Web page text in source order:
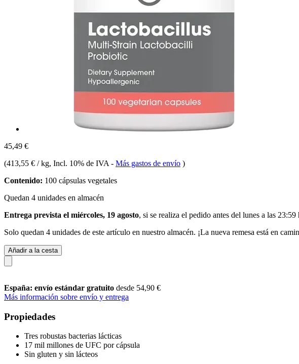
45,49 €
(413,55 € / kg, Incl. 10% de IVA - Más gastos de envío )
Contenido: 100 cápsulas vegetales
Quedan 4 unidades en almacén
Entrega prevista el miércoles, 19 agosto, si se realiza el pedido antes del lunes a las 23:59
Solo quedan 4 unidades de este artículo en nuestro almacén. ¡La nueva remesa está en
Añadir a la cesta
España: envío estándar gratuito desde 54,90 €
Más información sobre envío y entrega
Propiedades
Tres robustas bacterias lácticas
17 mil millones de UFC por cápsula
Sin gluten y sin lácteos